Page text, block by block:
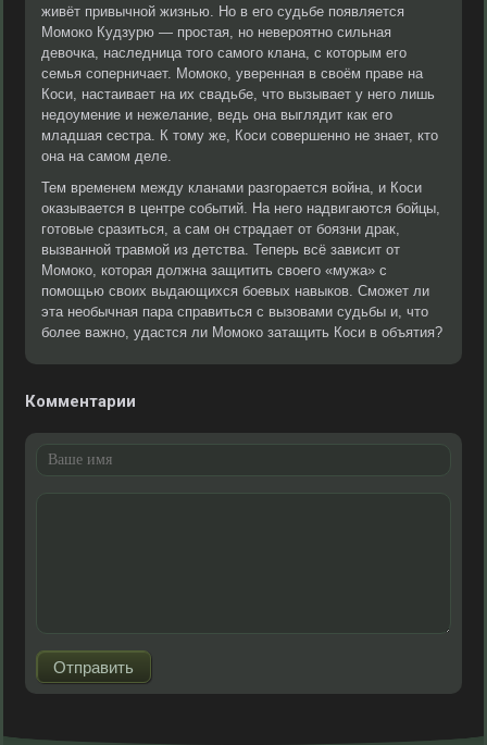
живёт привычной жизнью. Но в его судьбе появляется
Момоко Кудзурю — простая, но невероятно сильная
девочка, наследница того самого клана, с которым его
семья соперничает. Момоко, уверенная в своём праве на
Коси, настаивает на их свадьбе, что вызывает у него лишь
недоумение и нежелание, ведь она выглядит как его
младшая сестра. К тому же, Коси совершенно не знает, кто
она на самом деле.
Тем временем между кланами разгорается война, и Коси
оказывается в центре событий. На него надвигаются бойцы,
готовые сразиться, а сам он страдает от боязни драк,
вызванной травмой из детства. Теперь всё зависит от
Момоко, которая должна защитить своего «мужа» с
помощью своих выдающихся боевых навыков. Сможет ли
эта необычная пара справиться с вызовами судьбы и, что
более важно, удастся ли Момоко затащить Коси в объятия?
Комментарии